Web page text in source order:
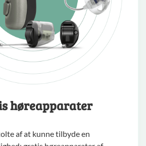
høreapparater
af at kunne tilbyde en